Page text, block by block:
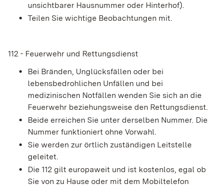
unsichtbarer Hausnummer oder Hinterhof).
Teilen Sie wichtige Beobachtungen mit.
112 - Feuerwehr und Rettungsdienst
Bei Bränden, Unglücksfällen oder bei
lebensbedrohlichen Unfällen und bei
medizinischen Notfällen wenden Sie sich an die
Feuerwehr beziehungsweise den Rettungsdienst.
Beide erreichen Sie unter derselben Nummer. Die
Nummer funktioniert ohne Vorwahl.
Sie werden zur örtlich zuständigen Leitstelle
geleitet.
Die 112 gilt europaweit und ist kostenlos, egal ob
Sie von zu Hause oder mit dem Mobiltelefon